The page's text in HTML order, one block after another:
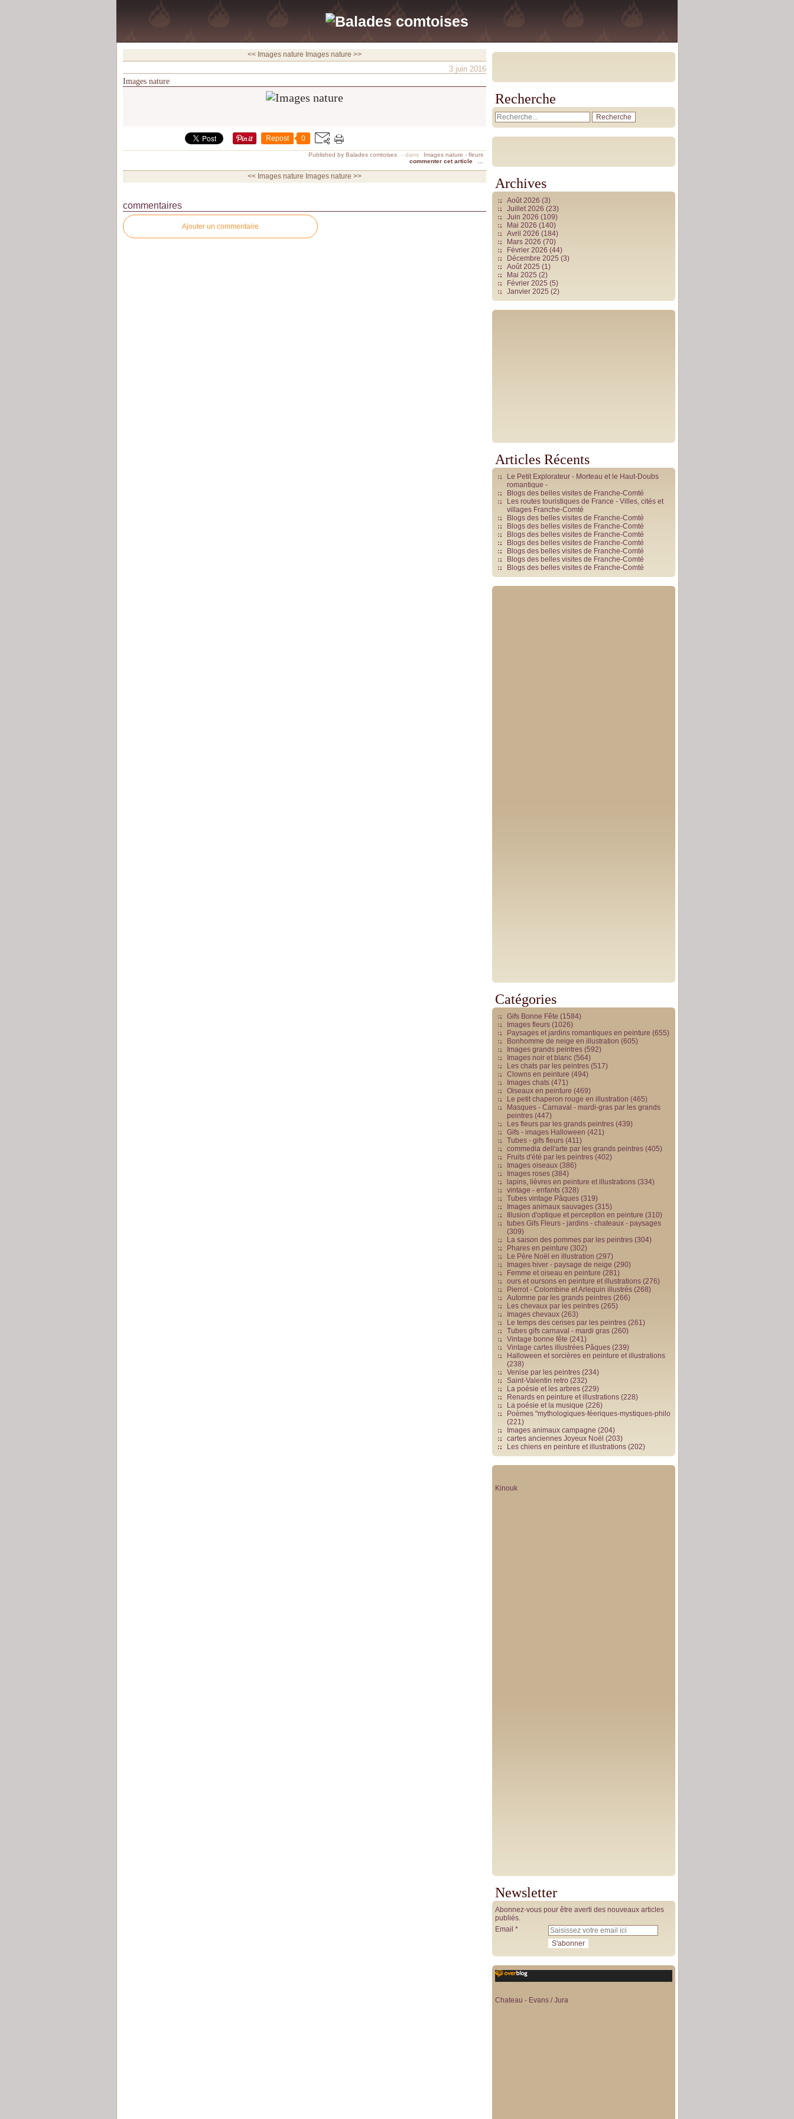
<< Images nature Images nature >>
3 juin 2016
Images nature
Repost 0
Published by Balades comtoises - dans
Images nature - fleurs
commenter cet article
<< Images nature Images nature >>
commentaires
Ajouter un commentaire
Recherche
Archives
Août 2026 (3)
Juillet 2026 (23)
Juin 2026 (109)
Mai 2026 (140)
Avril 2026 (184)
Mars 2026 (70)
Février 2026 (44)
Décembre 2025 (3)
Août 2025 (1)
Mai 2025 (2)
Février 2025 (5)
Janvier 2025 (2)
Articles Récents
Le Petit Explorateur - Morteau et le Haut-Doubs
romantique -
Blogs des belles visites de Franche-Comté
Les routes touristiques de France - Villes, cités et
villages Franche-Comté
Blogs des belles visites de Franche-Comté
Blogs des belles visites de Franche-Comté
Blogs des belles visites de Franche-Comté
Blogs des belles visites de Franche-Comté
Blogs des belles visites de Franche-Comté
Blogs des belles visites de Franche-Comté
Blogs des belles visites de Franche-Comté
Catégories
Gifs Bonne Fête (1584)
Images fleurs (1026)
Paysages et jardins romantiques en peinture (655)
Bonhomme de neige en illustration (605)
Images grands peintres (592)
Images noir et blanc (564)
Les chats par les peintres (517)
Clowns en peinture (494)
Images chats (471)
Oiseaux en peinture (469)
Le petit chaperon rouge en illustration (465)
Masques - Carnaval - mardi-gras par les grands
peintres (447)
Les fleurs par les grands peintres (439)
Gifs - images Halloween (421)
Tubes - gifs fleurs (411)
commedia dell'arte par les grands peintres (405)
Fruits d'été par les peintres (402)
Images oiseaux (386)
Images roses (384)
lapins, lièvres en peinture et illustrations (334)
vintage - enfants (328)
Tubes vintage Pâques (319)
Images animaux sauvages (315)
Illusion d'optique et perception en peinture (310)
tubes Gifs Fleurs - jardins - chateaux - paysages
(309)
La saison des pommes par les peintres (304)
Phares en peinture (302)
Le Père Noël en illustration (297)
Images hiver - paysage de neige (290)
Femme et oiseau en peinture (281)
ours et oursons en peinture et illustrations (276)
Pierrot - Colombine et Arlequin illustrés (268)
Automne par les grands peintres (266)
Les chevaux par les peintres (265)
Images chevaux (263)
Le temps des cerises par les peintres (261)
Tubes gifs carnaval - mardi gras (260)
Vintage bonne fête (241)
Vintage cartes illustrées Pâques (239)
Halloween et sorcières en peinture et illustrations
(238)
Venise par les peintres (234)
Saint-Valentin retro (232)
La poésie et les arbres (229)
Renards en peinture et illustrations (228)
La poésie et la musique (226)
Poèmes "mythologiques-féeriques-mystiques-philo
(221)
Images animaux campagne (204)
cartes anciennes Joyeux Noël (203)
Les chiens en peinture et illustrations (202)
Kinouk
Newsletter
Abonnez-vous pour être averti des nouveaux articles
publiés.
Email
Chateau - Evans / Jura